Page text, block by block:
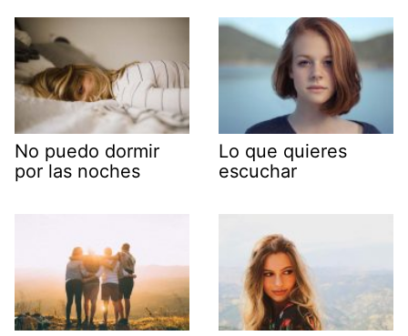
No puedo dormir
por las noches
Lo que quieres
escuchar